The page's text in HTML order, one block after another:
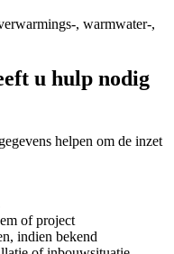
, warmwater-,
u hulp nodig
helpen om de inzet
of project
indien bekend